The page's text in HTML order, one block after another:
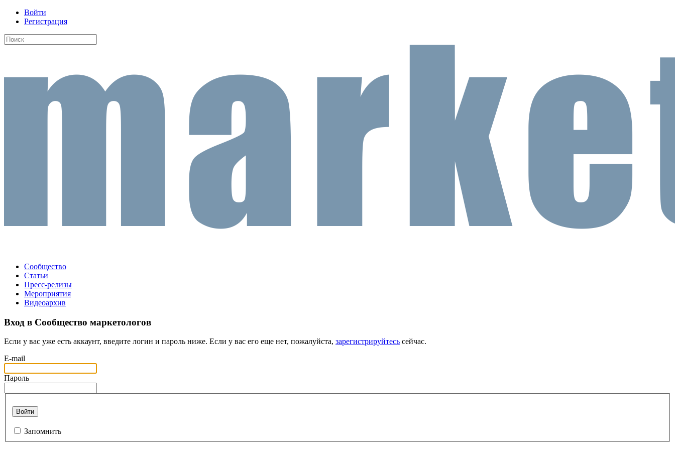
Войти
Регистрация
Сообщество
Статьи
Пресс-релизы
Мероприятия
Видеоархив
Вход в Сообщество маркетологов
Если у вас уже есть аккаунт, введите логин и пароль ниже. Если у вас его еще нет, пожалуйста, зарегистрируйтесь сейчас.
E-mail
Пароль
Войти
Запомнить